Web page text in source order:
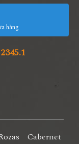
hàng
Cabernet